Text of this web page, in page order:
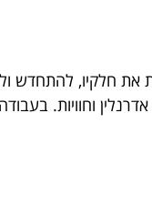
את חלקיו, להתחדש
וחוויות.